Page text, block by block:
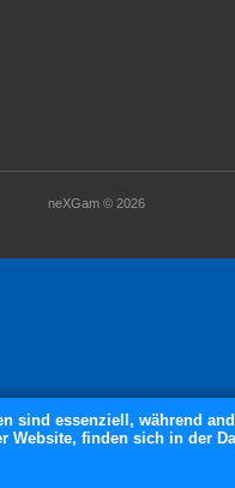
neXGam © 2026
sind essenziell, während
Website, finden sich in der